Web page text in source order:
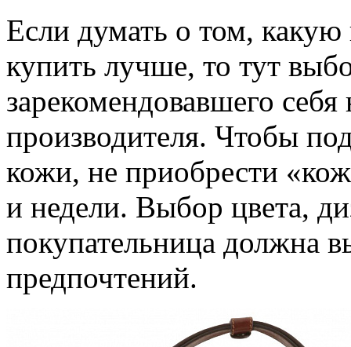
Если думать о том,
купить лучше, то тут
зарекомендовавшего
производителя. Чтобы
кожи, не приобрести
и недели. Выбор цвета,
покупательница должна
предпочтений.